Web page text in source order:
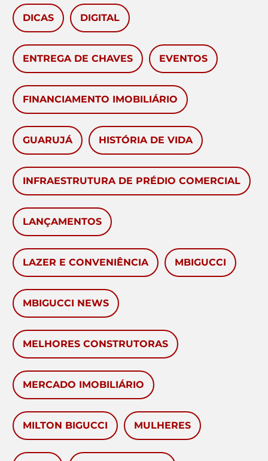
DICAS DIGITAL
ENTREGA DE CHAVES EVENTOS
FINANCIAMENTO IMOBILIÁRIO
GUARUJÁ HISTÓRIA DE VIDA
INFRAESTRUTURA DE PRÉDIO COMERCIAL
LANÇAMENTOS
LAZER E CONVENIÊNCIA MBIGUCCI
MBIGUCCI NEWS
MELHORES CONSTRUTORAS
MERCADO IMOBILIÁRIO
MILTON BIGUCCI MULHERES